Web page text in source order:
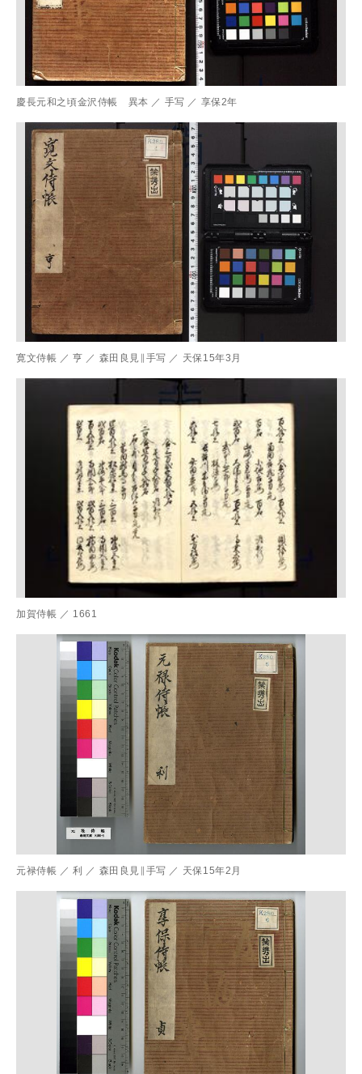
慶長元和之頃金沢侍帳 異本 ／ 手写 ／ 享保2年
寛文侍帳 ／ 亨 ／ 森田良見∥手写 ／ 天保15年3月
加賀侍帳 ／ 1661
元禄侍帳 ／ 利 ／ 森田良見∥手写 ／ 天保15年2月